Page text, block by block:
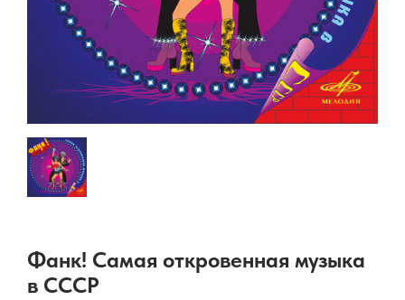
Фанк! Самая откровенная музыка
в СССР